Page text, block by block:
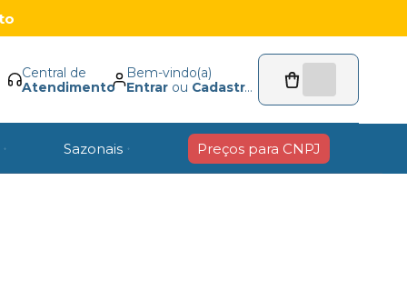
Central de
Atendimento
Bem-vindo(a)
Entrar ou Cadastrar
Sazonais Preços para CNPJ